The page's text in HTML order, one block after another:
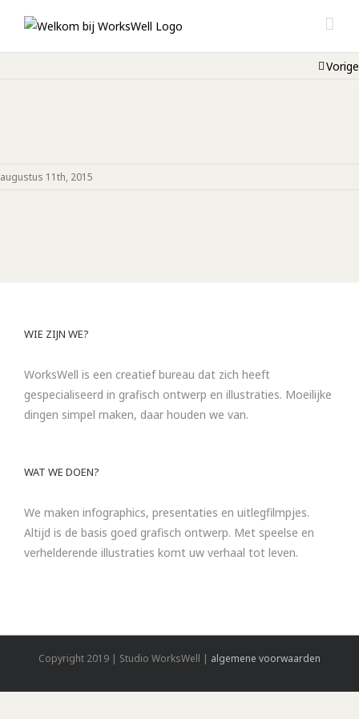
Vorige
augustus 11th, 2015
WIE ZIJN WE?
WorksWell is een creatief bureau dat zich heeft
gespecialiseerd in grafisch ontwerp en illustraties. Moeilijke
dingen simpel maken, daar houden we van.
WAT WE DOEN?
We maken infographics, presentaties en uitlegfilmpjes.
Altijd is de basis goed grafisch ontwerp. Met speelse en
verhelderende illustraties komt uw verhaal tot leven.
Copyright 2019 | Studio WorksWell | algemene voorwaarden